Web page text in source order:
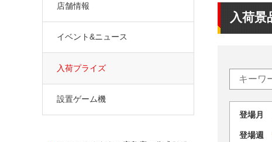
入荷景
登場月
登場週
店舗情報
イベント&ニュース
入荷プライズ
設置ゲーム機